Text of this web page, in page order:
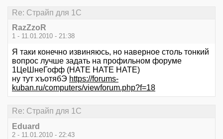
Re: Страйп для 1С
RazZzoR
1 - 11.01.2010 - 21:38
Я таки конечно извиняюсь, но наверное столь тонкий
вопрос лучше задать на профильном форуме
1ЦеШнеГофф (HATE HATE HATE)
ну тут хъотябЭ https://forums-
kuban.ru/computers/viewforum.php?f=18
Re: Страйп для 1С
Eduard
2 - 11.01.2010 - 22:43